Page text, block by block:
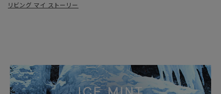
リビング マイ ストーリー